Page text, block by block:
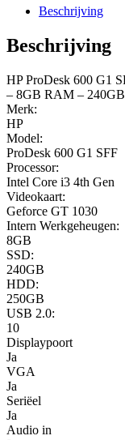
intel-
core-
4130-
geforce-
gt-
1030-
8gb-
ram-
240gb-
ssd-
250gb-
hdd
aantal
Beschrijving
Beschrijving
HP ProDesk 600 G1
– 8GB RAM –
Merk:
HP
Model:
ProDesk 600 G1 SFF
Processor:
Intel Core i3 4th Gen
Videokaart:
Geforce GT 1030
Intern Werkgeheugen:
8GB
SSD:
240GB
HDD:
250GB
USB 2.0:
10
Displaypoort
Ja
VGA
Ja
Seriëel
Ja
Audio in